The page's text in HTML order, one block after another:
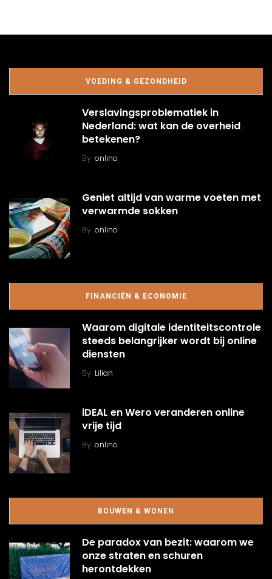
VOEDING & GEZONDHEID
Verslavingsproblematiek in
Nederland: wat kan de overheid
betekenen?
By onlino
Geniet altijd van warme voeten met
verwarmde sokken
By onlino
FINANCIËN & ECONOMIE
Waarom digitale identiteitscontrole
steeds belangrijker wordt bij online
diensten
By Lilian
iDEAL en Wero veranderen online
vrije tijd
By onlino
BOUWEN & WONEN
De paradox van bezit: waarom we
onze straten en schuren
herontdekken